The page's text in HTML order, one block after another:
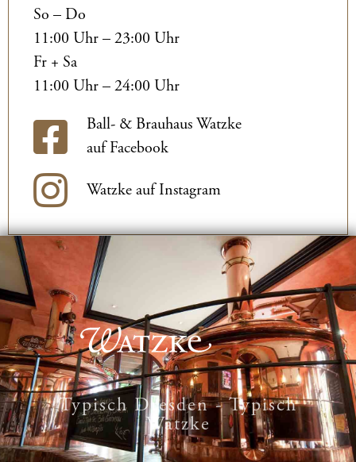
So – Do
11:00 Uhr – 23:00 Uhr
Fr + Sa
11:00 Uhr – 24:00 Uhr
Ball- & Brauhaus Watzke
auf Facebook
Watzke auf Instagram
Typisch Dresden - Typisch
Watzke